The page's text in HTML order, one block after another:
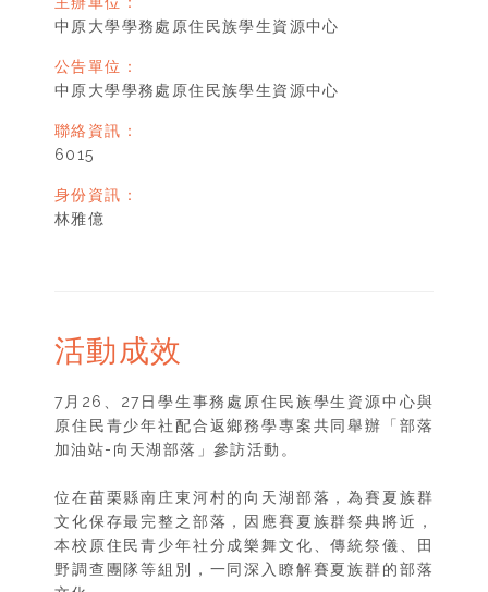
中原大學學務處原住民族學生資源中心
公告單位：
中原大學學務處原住民族學生資源中心
聯絡資訊：
6015
身份資訊：
林雅億
活動成效
7月26、27日學生事務處原住民族學生資源中心與
原住民青少年社配合返鄉務學專案共同舉辦「部落
加油站-向天湖部落」參訪活動。
位在苗栗縣南庄東河村的向天湖部落，為賽夏族群
文化保存最完整之部落，因應賽夏族群祭典將近，
本校原住民青少年社分成樂舞文化、傳統祭儀、田
野調查團隊等組別，一同深入瞭解賽夏族群的部落